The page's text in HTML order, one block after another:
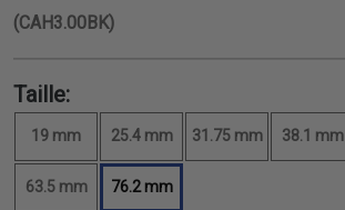
(CAH3.00BK)
Taille:
19 mm 25.4 mm 31.75 mm 38.1 mm
63.5 mm 76.2 mm